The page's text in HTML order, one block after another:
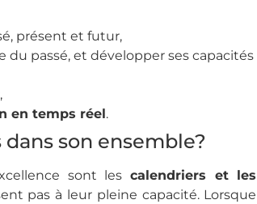
présent et futur,
du passé, et développer ses capacités
,
en temps réel.
son ensemble?
sont les calendriers et les
pas à leur pleine capacité. Lorsque